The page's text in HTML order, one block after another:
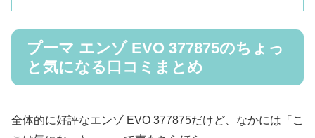
プーマ エンゾ EVO 377875のちょっ
と気になる口コミまとめ
全体的に好評なエンゾ EVO 377875だけど、なかには「こ